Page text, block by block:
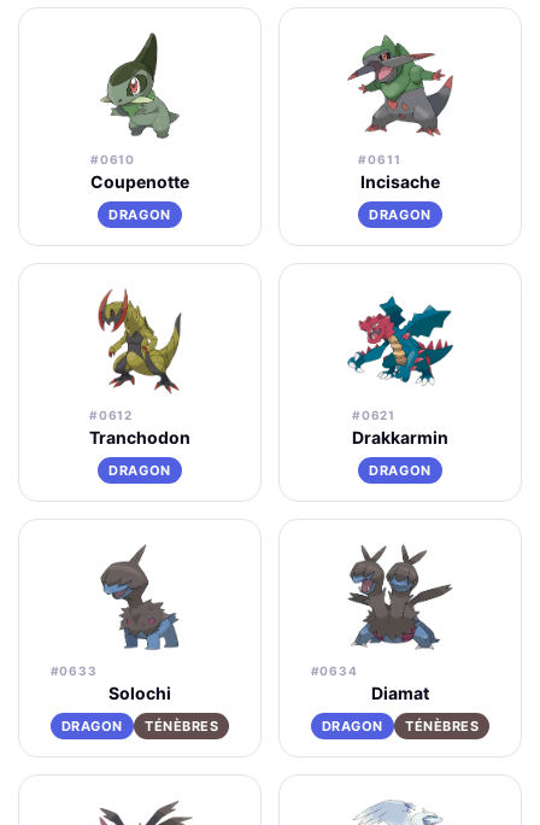
#0610
Coupenotte
DRAGON
#0611
Incisache
DRAGON
#0612
Tranchodon
DRAGON
#0621
Drakkarmin
DRAGON
#0633
Solochi
DRAGON TÉNÈBRES
#0634
Diamat
DRAGON TÉNÈBRES